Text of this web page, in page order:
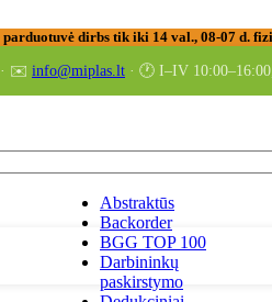
parduotuvė dirbs tik iki 14 val., 08-07 d.
· ✉️ info@miplas.lt · 🕐 I–IV
Abstraktūs
Backorder
BGG TOP 100
Darbininkų
paskirstymo